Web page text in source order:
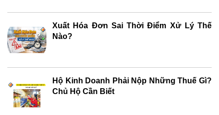
Xuất Hóa Đơn Sai Thời Điểm Xử Lý Thế
Nào?
Hộ Kinh Doanh Phải Nộp Những Thuế Gì?
Chủ Hộ Cần Biết